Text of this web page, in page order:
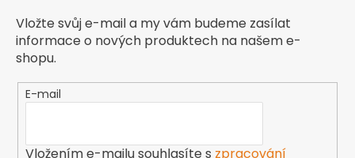
Vložte svůj e-mail a my vám budeme zasílat
informace o nových produktech na našem e-
shopu.
E-mail
Vložením e-mailu souhlasíte s zpracování